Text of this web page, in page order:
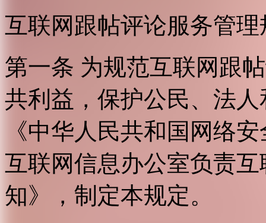
互联网跟帖评论服务管理
第一条 为规范互联网跟
共利益，保护公民、法
《中华人民共和国网络
互联网信息办公室负责
知》，制定本规定。